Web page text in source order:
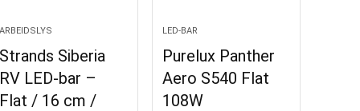
ARBEIDSLYS
Strands Siberia
RV LED-bar –
Flat / 16 cm /
LED-BAR
Purelux Panther
Aero S540 Flat
108W